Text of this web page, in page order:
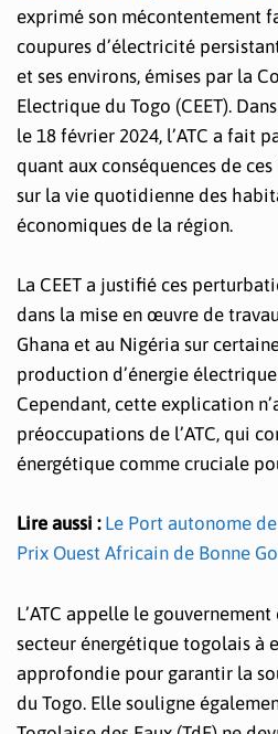
exprimé son mécontentement
coupures d’électricité
et ses environs, émises par la
Electrique du Togo (CEET).
le 18 février 2024, l’ATC a fait
quant aux conséquences de
sur la vie quotidienne des
économiques de la région.
La CEET a justifié ces
dans la mise en œuvre de
Ghana et au Nigéria sur
production d’énergie
Cependant, cette explication
préoccupations de l’ATC, qui
énergétique comme cruciale
Lire aussi : Le Port autonome
Prix Ouest Africain de Bonne
L’ATC appelle le
secteur énergétique togolais à
approfondie pour garantir la
du Togo. Elle souligne